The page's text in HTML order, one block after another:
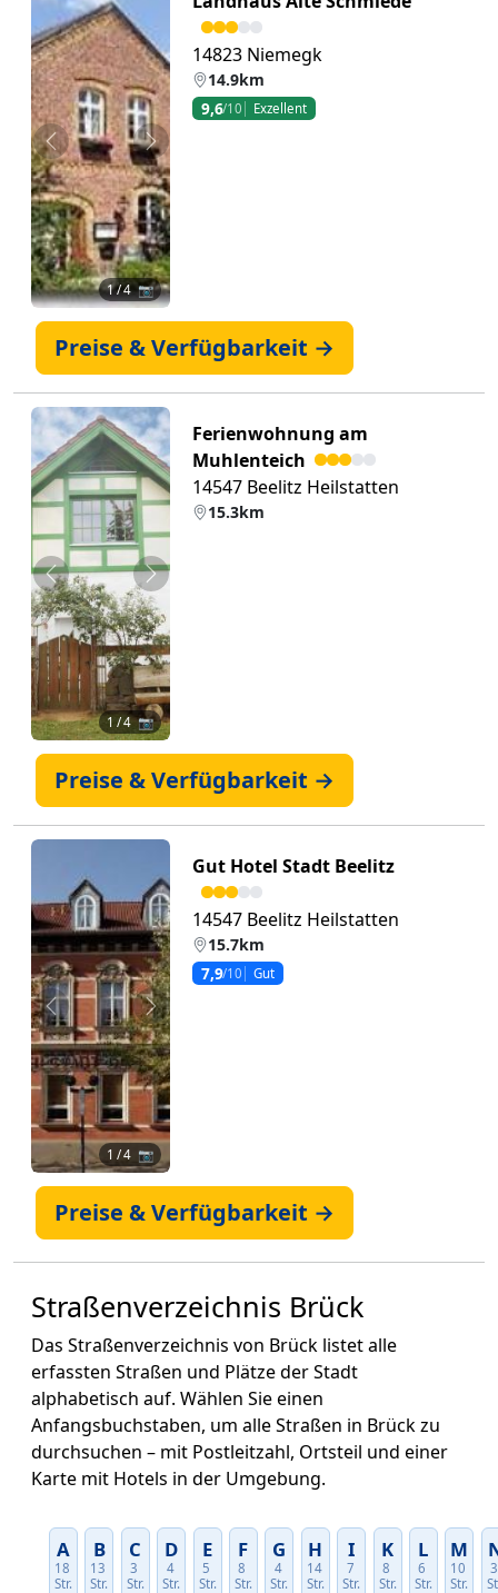
Zurück Weiter
1/ 4 📷
14823 Niemegk
14.9km
9,6/10 Exzellent
Preise & Verfügbarkeit →
Zurück Weiter
1 / 4 📷
Ferienwohnung am
Muhlenteich
14547 Beelitz Heilstatten
15.3km
Preise & Verfügbarkeit →
Zurück Weiter
1 / 4 📷
Gut Hotel Stadt Beelitz
14547 Beelitz Heilstatten
15.7km
7,9/10 Gut
Preise & Verfügbarkeit →
Straßenverzeichnis Brück
Das Straßenverzeichnis von Brück listet alle
erfassten Straßen und Plätze der Stadt
alphabetisch auf. Wählen Sie einen
Anfangsbuchstaben, um alle Straßen in Brück zu
durchsuchen – mit Postleitzahl, Ortsteil und einer
Karte mit Hotels in der Umgebung.
A
18
Str.
B
13
Str.
C
3
Str.
D
4
Str.
E
5
Str.
F
8
Str.
G
4
Str.
H
14
Str.
I
7
Str.
K
8
Str.
L
6
Str.
M
10
Str.